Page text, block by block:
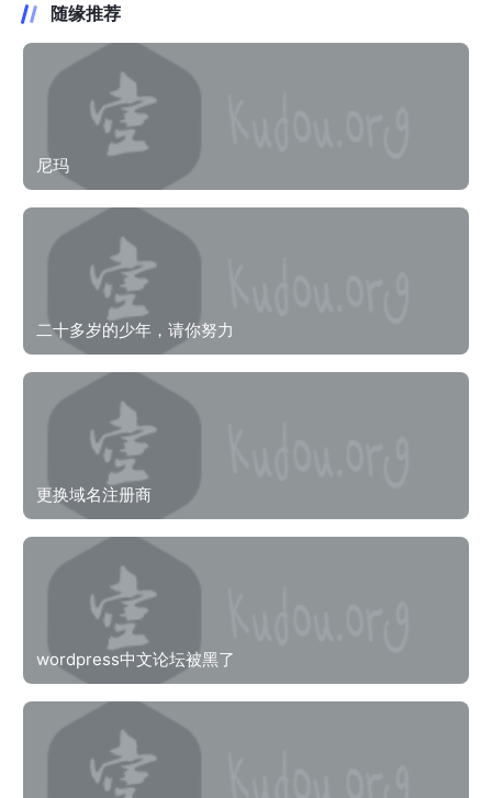
随缘推荐
尼玛
二十多岁的少年，请你努力
更换域名注册商
wordpress中文论坛被黑了